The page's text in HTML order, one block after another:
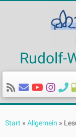
Inhalt
Rudolf-
Start » Allgemein »